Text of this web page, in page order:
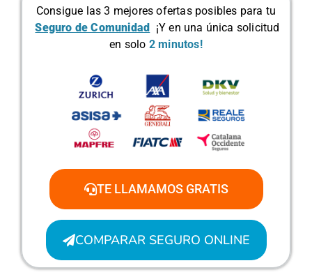
Consigue las 3 mejores ofertas posibles para tu
Seguro de Comunidad ¡Y en una única solicitud
en solo 2 minutos!
TE LLAMAMOS GRATIS
COMPARAR SEGURO ONLINE